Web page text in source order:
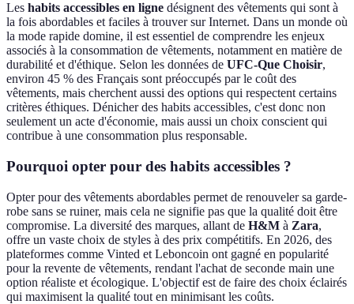
Les habits accessibles en ligne désignent des vêtements qui sont à
la fois abordables et faciles à trouver sur Internet. Dans un monde où
la mode rapide domine, il est essentiel de comprendre les enjeux
associés à la consommation de vêtements, notamment en matière de
durabilité et d'éthique. Selon les données de UFC-Que Choisir,
environ 45 % des Français sont préoccupés par le coût des
vêtements, mais cherchent aussi des options qui respectent certains
critères éthiques. Dénicher des habits accessibles, c'est donc non
seulement un acte d'économie, mais aussi un choix conscient qui
contribue à une consommation plus responsable.
Pourquoi opter pour des habits accessibles ?
Opter pour des vêtements abordables permet de renouveler sa garde-
robe sans se ruiner, mais cela ne signifie pas que la qualité doit être
compromise. La diversité des marques, allant de H&M à Zara,
offre un vaste choix de styles à des prix compétitifs. En 2026, des
plateformes comme Vinted et Leboncoin ont gagné en popularité
pour la revente de vêtements, rendant l'achat de seconde main une
option réaliste et écologique. L'objectif est de faire des choix éclairés
qui maximisent la qualité tout en minimisant les coûts.